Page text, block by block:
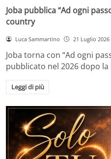
Joba pubblica “Ad ogni
country
Luca Sammartino 21 Luglio 2026
Joba torna con “Ad ogni
pubblicato nel 2026 dopo
Leggi di più